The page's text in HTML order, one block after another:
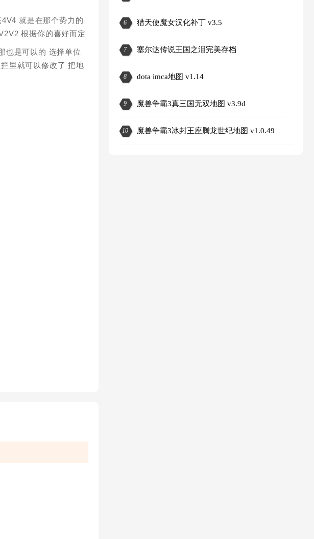
就是在那个势力的
根据你的喜好而定
也是可以的 选择单位
里就可以修改了 把地
6 猎天使魔女汉化补丁 v3.5
7 塞尔达传说王国之泪完美存档
8 dota imca地图 v1.14
9 魔兽争霸3真三国无双地图 v3.9d
10 魔兽争霸3冰封王座腾龙世纪地图 v1.0.49